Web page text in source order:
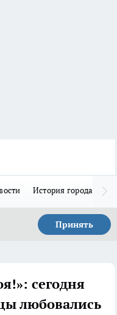
История города Н
Принять
сегодня
любовались